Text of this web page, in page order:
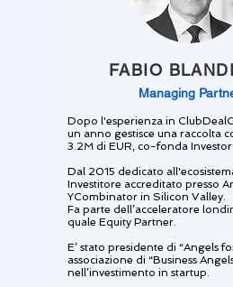
FABIO
Managing
Dopo l'esperienza in
un anno gestisce una raccolta
3.2M di EUR, co-fonda
Dal 2015 dedicato
Investitore accreditato presso
YCombinator in Silicon Valley.
Fa parte dell’acceleratore
quale Equity Partner.
E’ stato presidente di “Angels
associazione di “Business
nell’investimento in startup.